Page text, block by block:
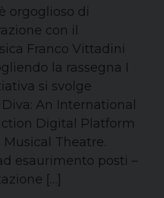
orgoglioso di
con il
Franco Vittadini
la rassegna I
si svolge
An International
Digital Platform
Theatre.
esaurimento posti –
[…]